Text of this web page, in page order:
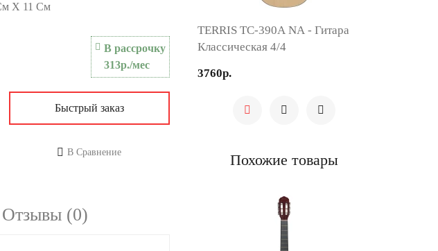
X 11 См
В рассрочку
313р./мес
Быстрый заказ
В Сравнение
Отзывы (0)
TERRIS TC-390A NA - Гитара
Классическая 4/4
3760р.
Похожие товары